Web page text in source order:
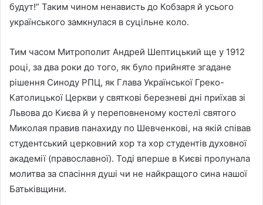
будут!” Таким чином ненависть до Кобзаря й усього
українського замкнулася в суцільне коло.
Тим часом Митрополит Андрей Шептицький ще у 1912
році, за два роки до того, як було прийняте згадане
рішення Синоду РПЦ, як Глава Української Греко-
Католицької Церкви у святкові березневі дні приїхав зі
Львова до Києва й у переповненому костелі святого
Миколая правив панахиду по Шевченкові, на якій співав
студентський церковний хор та хор студентів духовної
академії (православної). Тоді вперше в Києві пролунала
молитва за спасіння душі чи не найкращого сина нашої
Батьківщини.